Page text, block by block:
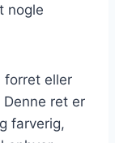
nogle
forret eller
ret er
farverig,